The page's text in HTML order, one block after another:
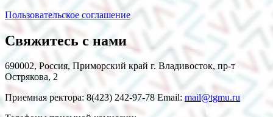
Пользовательское соглашение
Свяжитесь с нами
690002, Россия, Приморский край г. Владивосток, пр-т
Острякова, 2
Приемная ректора: 8(423) 242-97-78 Email: mail@tgmu.ru